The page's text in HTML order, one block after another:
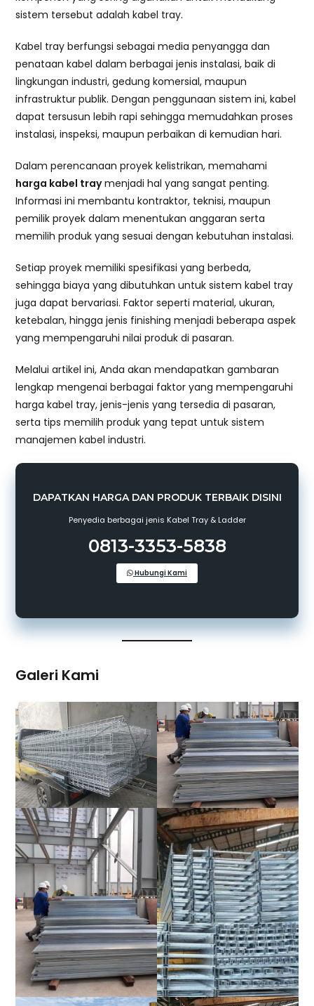
sistem tersebut adalah kabel tray.
Kabel tray berfungsi sebagai media penyangga dan
penataan kabel dalam berbagai jenis instalasi, baik di
lingkungan industri, gedung komersial, maupun
infrastruktur publik. Dengan penggunaan sistem ini, kabel
dapat tersusun lebih rapi sehingga memudahkan proses
instalasi, inspeksi, maupun perbaikan di kemudian hari.
Dalam perencanaan proyek kelistrikan, memahami
harga kabel traymenjadi hal yang sangat penting.
Informasi ini membantu kontraktor, teknisi, maupun
pemilik proyek dalam menentukan anggaran serta
memilih produk yang sesuai dengan kebutuhan instalasi.
Setiap proyek memiliki spesifikasi yang berbeda,
sehingga biaya yang dibutuhkan untuk sistem kabel tray
juga dapat bervariasi. Faktor seperti material, ukuran,
ketebalan, hingga jenis finishing menjadi beberapa aspek
yang mempengaruhi nilai produk di pasaran.
Melalui artikel ini, Anda akan mendapatkan gambaran
lengkap mengenai berbagai faktor yang mempengaruhi
harga kabel tray, jenis-jenis yang tersedia di pasaran,
serta tips memilih produk yang tepat untuk sistem
manajemen kabel industri.
DAPATKAN HARGA DAN PRODUK TERBAIK DISINI
Penyedia berbagai jenis Kabel Tray & Ladder
0813-3353-5838
Hubungi Kami
Galeri Kami